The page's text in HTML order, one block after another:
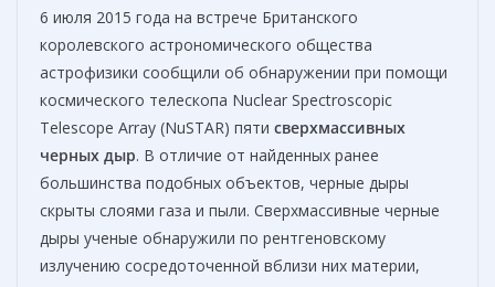
6 июля 2015 года на встрече Британского
королевского астрономического общества
астрофизики сообщили об обнаружении при помощи
космического телескопа Nuclear Spectroscopic
Telescope Array (NuSTAR) пяти сверхмассивных
черных дыр. В отличие от найденных ранее
большинства подобных объектов, черные дыры
скрыты слоями газа и пыли. Сверхмассивные черные
дыры ученые обнаружили по рентгеновскому
излучению сосредоточенной вблизи них материи,